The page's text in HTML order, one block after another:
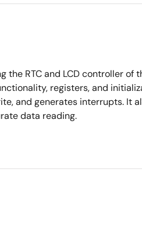
the RTC and LCD controller of
registers, and
and generates interrupts. It
data reading.